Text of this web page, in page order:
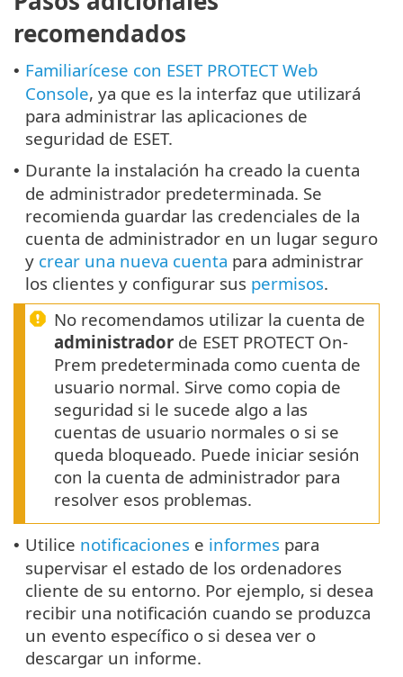
recomendados
• Familiarícese con ESET PROTECT Web
Console, ya que es la interfaz que utilizará
para administrar las aplicaciones de
seguridad de ESET.
• Durante la instalación ha creado la cuenta
de administrador predeterminada. Se
recomienda guardar las credenciales de la
cuenta de administrador en un lugar seguro
y crear una nueva cuenta para administrar
los clientes y configurar sus permisos.
No recomendamos utilizar la cuenta de
administrador de ESET PROTECT On-
Prem predeterminada como cuenta de
usuario normal. Sirve como copia de
seguridad si le sucede algo a las
cuentas de usuario normales o si se
queda bloqueado. Puede iniciar sesión
con la cuenta de administrador para
resolver esos problemas.
• Utilice notificaciones e informes para
supervisar el estado de los ordenadores
cliente de su entorno. Por ejemplo, si desea
recibir una notificación cuando se produzca
un evento específico o si desea ver o
descargar un informe.